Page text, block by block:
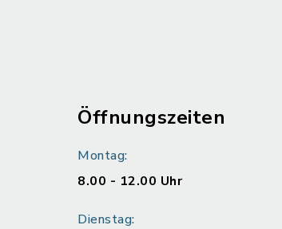
Öffnungszeiten
Montag:
8.00 - 12.00 Uhr
Dienstag: